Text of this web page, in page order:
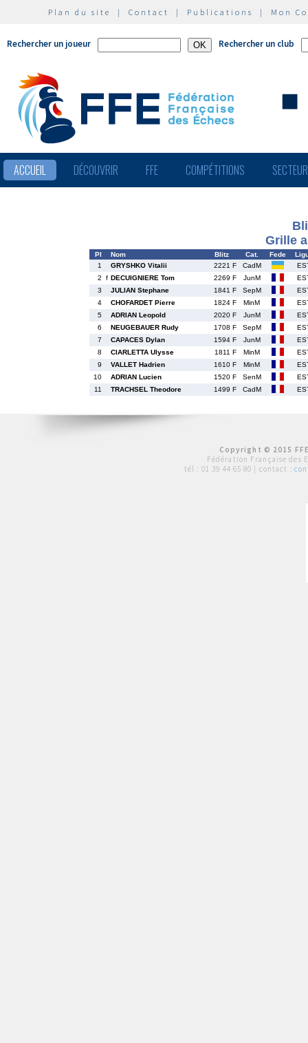
Plan du site | Contact | Publications | Mon
Rechercher un joueur Rechercher un club
ACCUEIL DÉCOUVRIR FFE COMPÉTITIONS
Grille
Pl Nom Blitz Cat. Fede
1
GRYSHKO Vitalii 2221 F CadM
2
f DECUIGNIERE Tom 2269 F JunM
3
JULIAN Stephane 1841 F SepM
4
CHOFARDET Pierre 1824 F MinM
5
ADRIAN Leopold 2020 F JunM
6
NEUGEBAUER Rudy 1708 F SepM
7
CAPACES Dylan 1594 F JunM
8
CIARLETTA Ulysse 1811 F MinM
9
VALLET Hadrien 1610 F MinM
10
ADRIAN Lucien 1520 F SenM
11
TRACHSEL Theodore 1499 F CadM
Copyright © 2015
Fédération Française des
tél : 01 39 44 65 80 | contact :